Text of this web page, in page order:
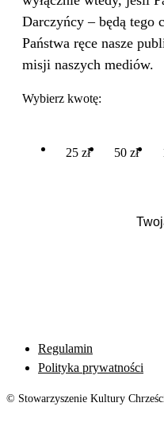
Darczyńcy – będą tego
Państwa ręce nasze
misji naszych mediów.
Wybierz kwotę:
25 zł 50 zł
Regulamin
Polityka prywatności
© Stowarzyszenie Kultury